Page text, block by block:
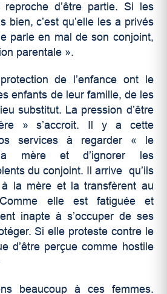
d’être partie. Si les
bien, c’est qu’elle les a privés
parle en mal de son conjoint,
parentale ».
de l’enfance ont le
enfants de leur famille, de les
substitut. La pression d’être
» s’accroit. Il y a cette
services à regarder « le
mère et d’ignorer les
du conjoint. Il arrive qu’ils
la mère et la transfèrent au
elle est fatiguée et
inapte à s’occuper de ses
Si elle proteste contre le
d’être perçue comme hostile
beaucoup à ces femmes.